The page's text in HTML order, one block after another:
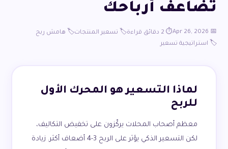
تضاعف أرباحك
📅 Apr 26, 2026 ⏱️ 2 دقائق قراءة 🏷️ تسعير المنتجات🏷️ هامش ربح
🏷️ استراتيجية تسعير
لماذا التسعير هو المحرك الأول
للربح
معظم أصحاب المحلات يركّزون على تخفيض التكاليف،
لكن التسعير الذكي يؤثر على الربح 3-4 أضعاف أكثر. زيادة